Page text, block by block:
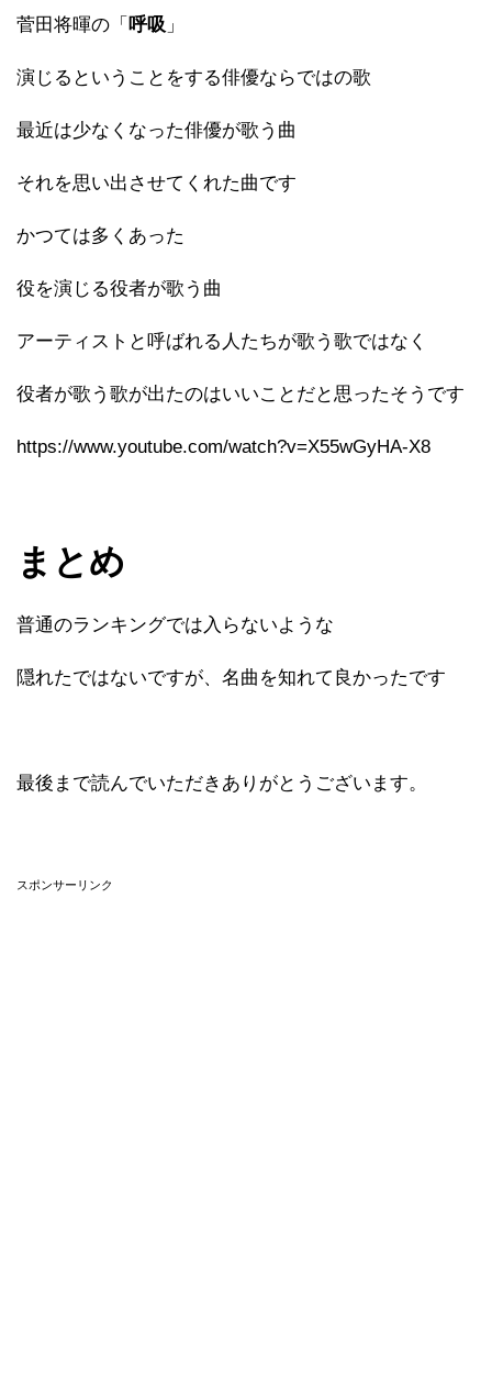
菅田将暉の「 呼吸 」
演じるということをする俳優ならではの歌
最近は少なくなった俳優が歌う曲
それを思い出させてくれた曲です
かつては多くあった
役を演じる役者が歌う曲
アーティストと呼ばれる人たちが歌う歌ではなく
役者が歌う歌が出たのはいいことだと思ったそうです
https://www.youtube.com/watch?v=X55wGyHA-X8
まとめ
普通のランキングでは入らないような
隠れたではないですが、名曲を知れて良かったです
最後まで読んでいただきありがとうございます。
スポンサーリンク